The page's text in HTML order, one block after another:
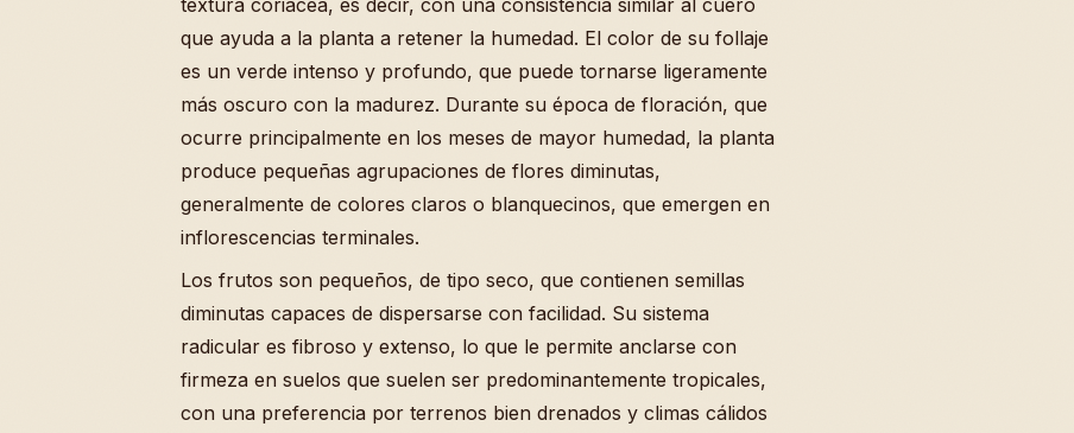
textura coriácea, es decir, con una consistencia similar al cuero
que ayuda a la planta a retener la humedad. El color de su follaje
es un verde intenso y profundo, que puede tornarse ligeramente
más oscuro con la madurez. Durante su época de floración, que
ocurre principalmente en los meses de mayor humedad, la planta
produce pequeñas agrupaciones de flores diminutas,
generalmente de colores claros o blanquecinos, que emergen en
inflorescencias terminales.
Los frutos son pequeños, de tipo seco, que contienen semillas
diminutas capaces de dispersarse con facilidad. Su sistema
radicular es fibroso y extenso, lo que le permite anclarse con
firmeza en suelos que suelen ser predominantemente tropicales,
con una preferencia por terrenos bien drenados y climas cálidos